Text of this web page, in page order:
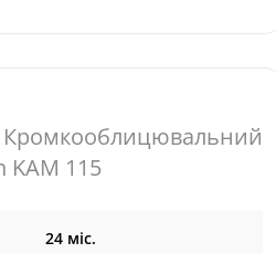
Кромкооблицювальний
KAM 115
24 міс.